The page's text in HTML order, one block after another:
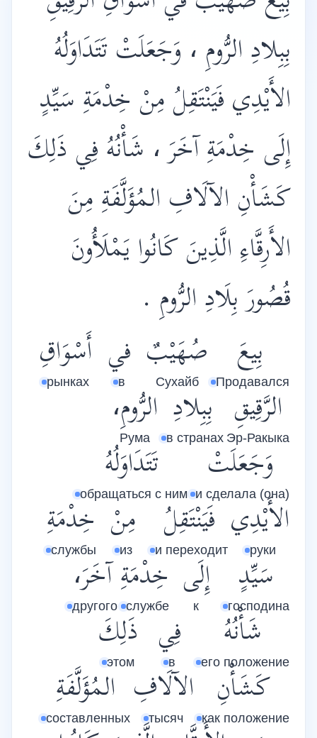
بِبِلادِ الرُّومِ ، وَجَعَلَتْ تَتَدَاوَلُهُ
الأَيْدِي فَيَنْتَقِلُ مِنْ خِدْمَةِ سَيِّدٍ
إِلَى خِدْمَةِ آخَرَ ، شَأْنُهُ فِي ذَلِكَ
كَشَأْنِ الآلَافِ المُؤَلَّفَةِ مِنَ
الأَرِقَّاءِ الَّذِينَ كَانُوا يَمْلَأُونَ
قُصُورَ بِلَادِ الرُّومِ .
بِيعَ
Продавался
صُهَيْبٌ
Сухайб
في
в
أَسْوَاقِ
рынках
الرَّقِيقِ
Эр-Ракыка
بِبِلادِ
в странах
الرُّومِ،
Рума
وَجَعَلَتْ
и сделала (она)
تَتَدَاوَلُهُ
обращаться с ним
الأَيْدِي
руки
فَيَنْتَقِلُ
и переходит
مِنْ
из
خِدْمَةِ
службы
سَيِّدٍ
господина
إِلَى
к
خِدْمَةِ
службе
آخَرَ،
другого
شَأْنُهُ
его положение
فِي
в
ذَلِكَ
этом
كَشَأْنِ
как положение
الآلَافِ
тысяч
المُؤَلَّفَةِ
составленных